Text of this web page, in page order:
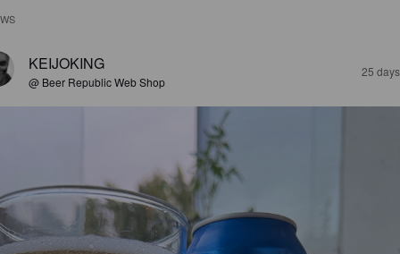
KEIJOKING
@ Beer Republic Web Shop
25